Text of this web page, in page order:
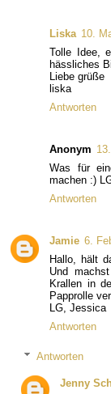
Liska 10.
Tolle Idee,
hässliches
Liebe grüße
liska
Antworten
Anonym
Was für
machen :)
Antworten
Jamie 6.
Hallo, hält
Und
Krallen in
Papprolle
LG, Jessica
Antworten
Antworten
Jenny